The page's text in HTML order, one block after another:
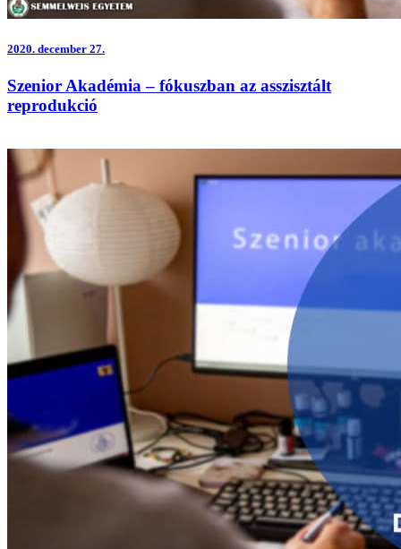
2020. december 27.
Szenior Akadémia – fókuszban az asszisztált
reprodukció